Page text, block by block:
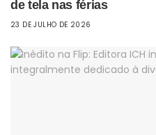
de tela nas férias
23 DE JULHO DE 2026